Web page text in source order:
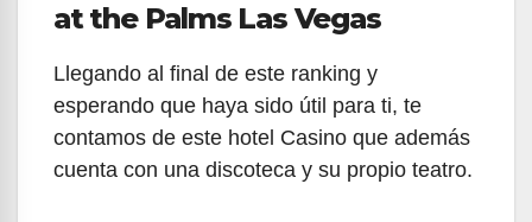
at the Palms Las Vegas
Llegando al final de este ranking y
esperando que haya sido útil para ti, te
contamos de este hotel Casino que además
cuenta con una discoteca y su propio teatro.